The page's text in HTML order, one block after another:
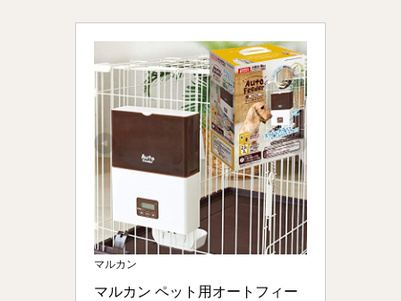
マルカン
マルカン ペット用オートフィー